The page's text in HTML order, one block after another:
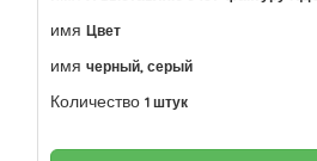
имя Цвет
имя черный, серый
Количество 1 штук